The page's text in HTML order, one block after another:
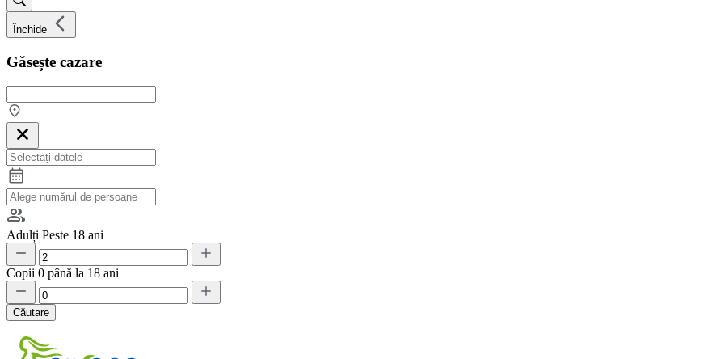
Închide
Găsește cazare
Adulți Peste 18 ani
Copii 0 până la 18 ani
Căutare